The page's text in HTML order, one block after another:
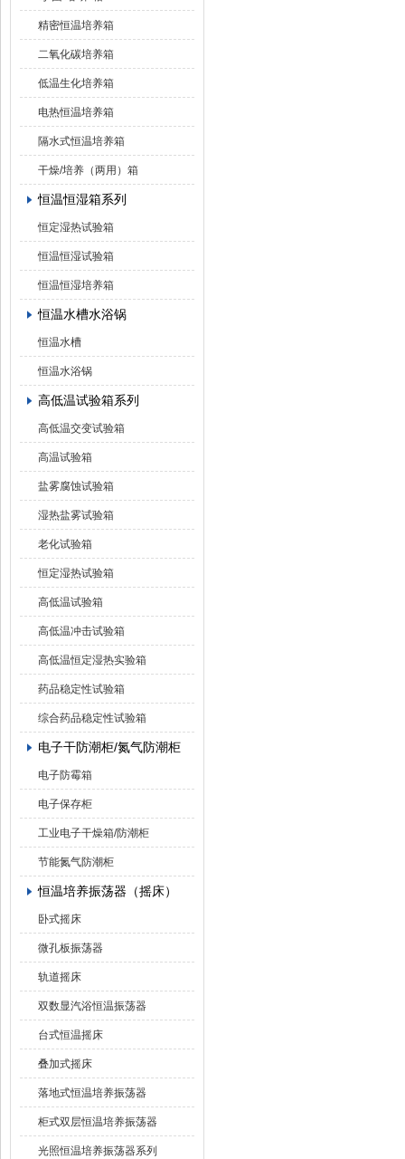
精密恒温培养箱
二氧化碳培养箱
低温生化培养箱
电热恒温培养箱
隔水式恒温培养箱
干燥/培养（两用）箱
恒温恒湿箱系列
恒定湿热试验箱
恒温恒湿试验箱
恒温恒湿培养箱
恒温水槽水浴锅
恒温水槽
恒温水浴锅
高低温试验箱系列
高低温交变试验箱
高温试验箱
盐雾腐蚀试验箱
湿热盐雾试验箱
老化试验箱
恒定湿热试验箱
高低温试验箱
高低温冲击试验箱
高低温恒定湿热实验箱
药品稳定性试验箱
综合药品稳定性试验箱
电子干防潮柜/氮气防潮柜
电子防霉箱
电子保存柜
工业电子干燥箱/防潮柜
节能氮气防潮柜
恒温培养振荡器（摇床）
卧式摇床
微孔板振荡器
轨道摇床
双数显汽浴恒温振荡器
台式恒温摇床
叠加式摇床
落地式恒温培养振荡器
柜式双层恒温培养振荡器
光照恒温培养振荡器系列